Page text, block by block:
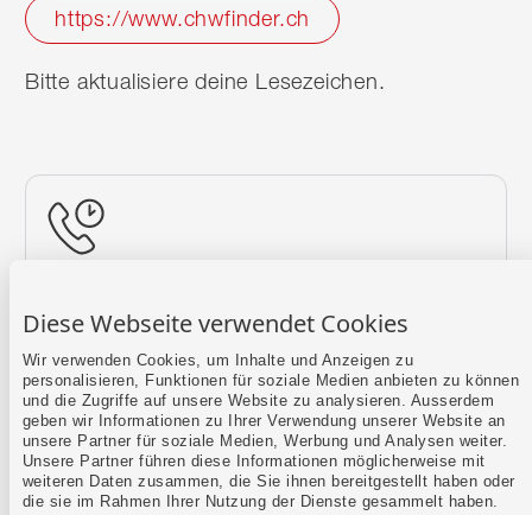
Diese Webseite verwendet Cookies
Wir verwenden Cookies, um Inhalte und Anzeigen zu
personalisieren, Funktionen für soziale Medien anbieten zu können
und die Zugriffe auf unsere Website zu analysieren. Ausserdem
geben wir Informationen zu Ihrer Verwendung unserer Website an
unsere Partner für soziale Medien, Werbung und Analysen weiter.
Unsere Partner führen diese Informationen möglicherweise mit
weiteren Daten zusammen, die Sie ihnen bereitgestellt haben oder
die sie im Rahmen Ihrer Nutzung der Dienste gesammelt haben.
https://www.chwfinder.ch
Bitte aktualisiere deine Lesezeichen.
Mehr erfahren